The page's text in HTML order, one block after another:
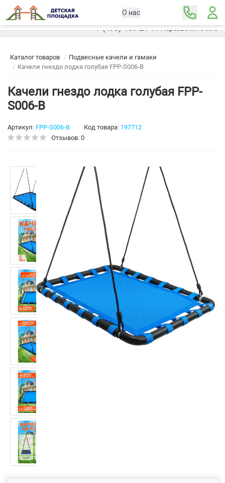
О нас
Москва
+7 (495) 489-21-11Перезвоните мне
Каталог товаров
Подвесные качели и гамаки
Качели гнездо лодка голубая FPP-S006-В
Качели гнездо лодка голубая FPP-
S006-В
Артикул: FPP-S006-В Код товара: 197712
Отзывов: 0